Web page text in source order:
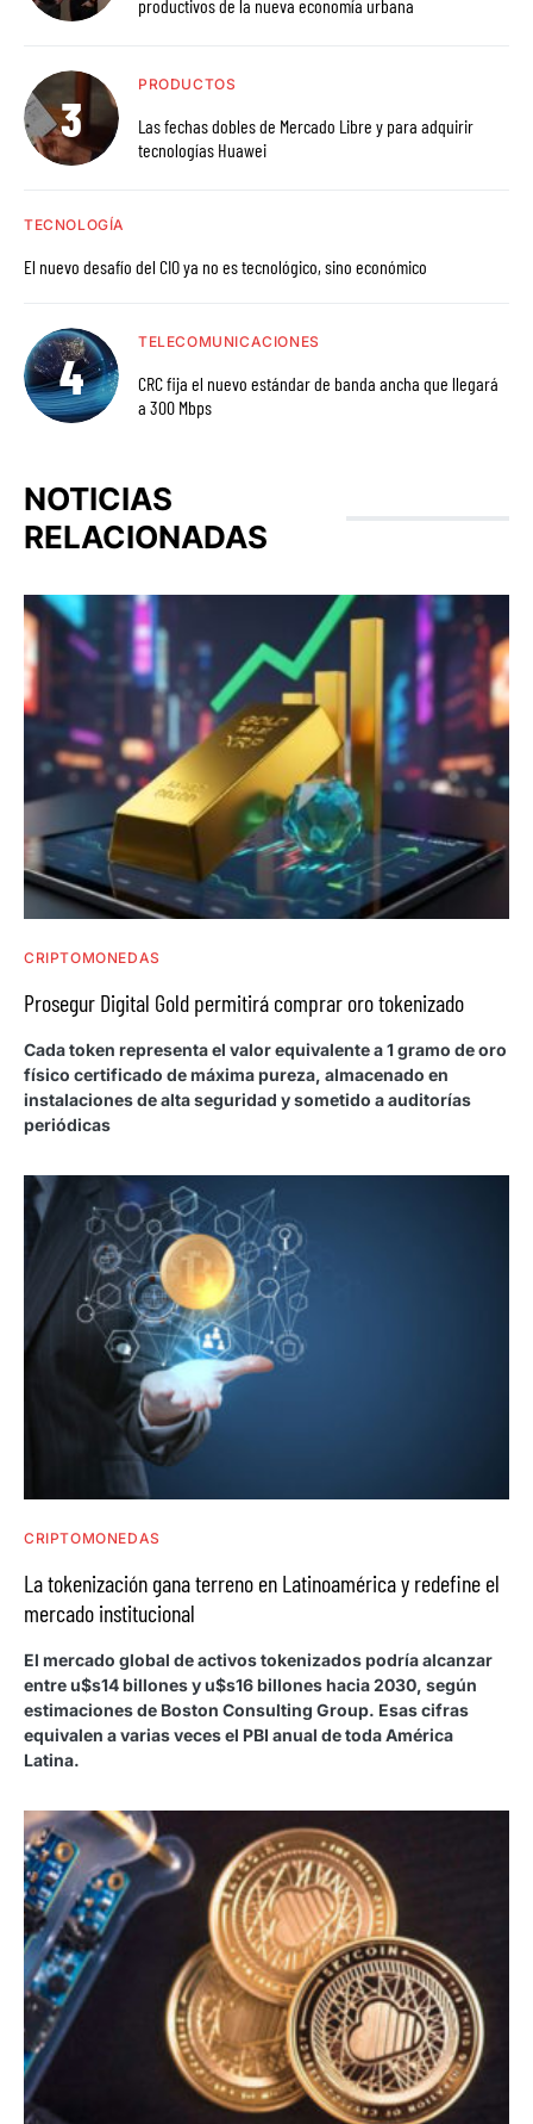
productivos de la nueva economía urbana
PRODUCTOS
Las fechas dobles de Mercado Libre y para adquirir
tecnologías Huawei
TECNOLOGÍA
El nuevo desafío del CIO ya no es tecnológico, sino económico
TELECOMUNICACIONES
CRC fija el nuevo estándar de banda ancha que llegará
a 300 Mbps
NOTICIAS
RELACIONADAS
CRIPTOMONEDAS
Prosegur Digital Gold permitirá comprar oro tokenizado
Cada token representa el valor equivalente a 1 gramo de oro
físico certificado de máxima pureza, almacenado en
instalaciones de alta seguridad y sometido a auditorías
periódicas
CRIPTOMONEDAS
La tokenización gana terreno en Latinoamérica y redefine el
mercado institucional
El mercado global de activos tokenizados podría alcanzar
entre u$s14 billones y u$s16 billones hacia 2030, según
estimaciones de Boston Consulting Group. Esas cifras
equivalen a varias veces el PBI anual de toda América
Latina.